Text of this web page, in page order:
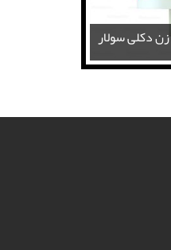
چراغ چشمک زن دکلی سولار LED24